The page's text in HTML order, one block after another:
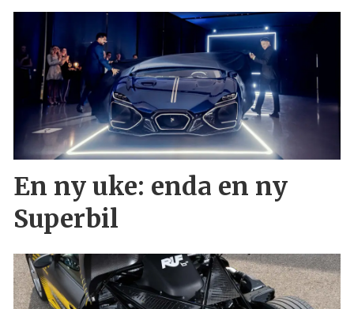
En ny uke: enda en ny
Superbil